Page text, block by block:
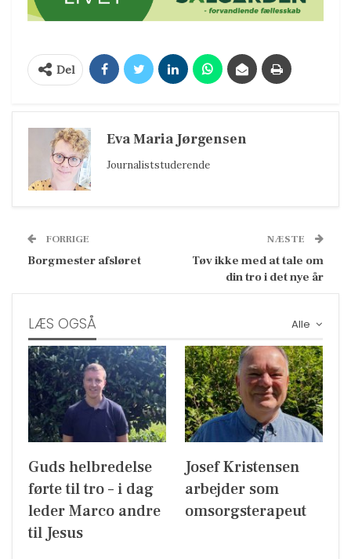
Del
Eva Maria Jørgensen
Journaliststuderende
FORRIGE
Borgmester afsløret
NÆSTE
Tøv ikke med at tale om
din tro i det nye år
Alle
LÆS OGSÅ
Guds helbredelse
førte til tro – i dag
leder Marco andre
til Jesus
Josef Kristensen
arbejder som
omsorgsterapeut